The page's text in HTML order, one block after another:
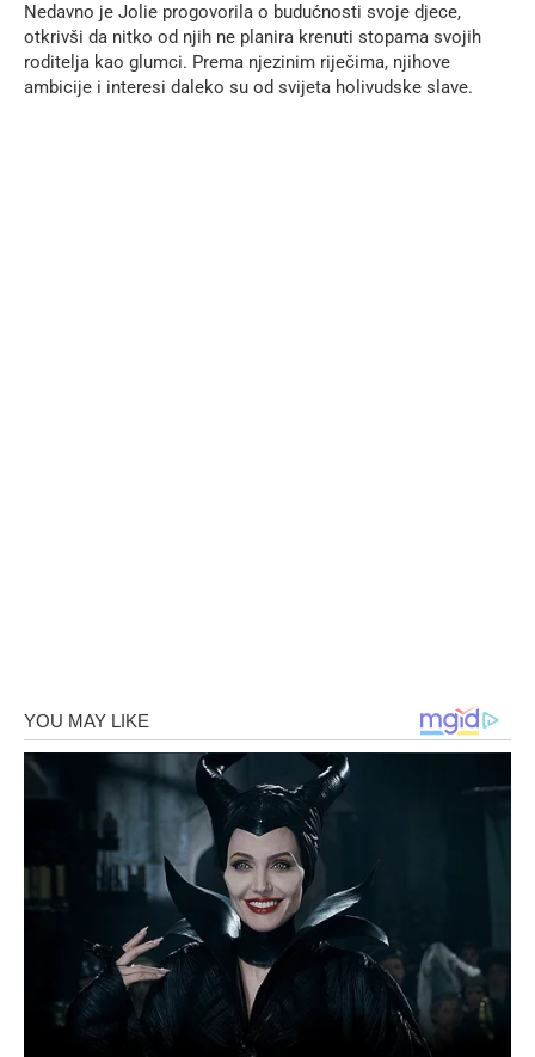
Nedavno je Jolie progovorila o budućnosti svoje djece,
otkrivši da nitko od njih ne planira krenuti stopama svojih
roditelja kao glumci. Prema njezinim riječima, njihove
ambicije i interesi daleko su od svijeta holivudske slave.